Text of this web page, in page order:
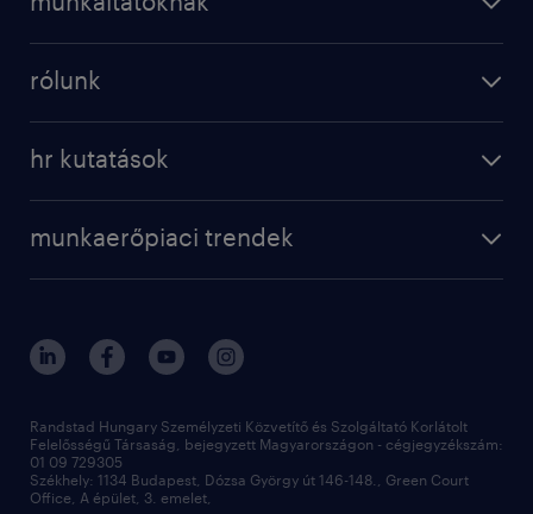
karrier tippek
kapcsolat
operational
kapcsolat
rólunk
hr kutatások
employer brand research
munkaerőpiaci trendek
hr kutatások
kiválasztás
megtartás
munkahelyi teljesítmény
toborzás
Randstad Hungary Személyzeti Közvetítő és Szolgáltató Korlátolt
Felelősségű Társaság, bejegyzett Magyarországon - cégjegyzékszám:
01 09 729305
Székhely: 1134 Budapest, Dózsa György út 146-148., Green Court
Office, A épület, 3. emelet,